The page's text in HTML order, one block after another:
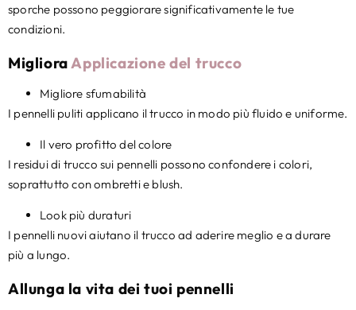
sporche possono peggiorare significativamente le tue
condizioni.
Migliora Applicazione del trucco
Migliore sfumabilità
I pennelli puliti applicano il trucco in modo più fluido e uniforme.
Il vero profitto del colore
I residui di trucco sui pennelli possono confondere i colori,
soprattutto con ombretti e blush.
Look più duraturi
I pennelli nuovi aiutano il trucco ad aderire meglio e a durare
più a lungo.
Allunga la vita dei tuoi pennelli